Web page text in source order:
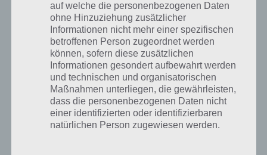
Das Simpsons Springfield Update Clash of Clones ermöglicht nach
einiger Zeit den Homer-Barbar aufzurüsten. Dazu tippt ihr die Burg
an und sobald ihr die entsprechende Anzahl von Münzen habt,
könnt ihr diesen aufsteigen lassen. Die Goldmünzen werden auch
nicht abgezogen.
Entsprechend erleidet ihr dadurch keinen Nachteil. Der Vorteil liegt
darin, dass die Belohnungen an Elixier und so weiter höher sind,
desto höher das Level.
auf welche die personenbezogenen Daten
ohne Hinzuziehung zusätzlicher
Informationen nicht mehr einer spezifischen
betroffenen Person zugeordnet werden
können, sofern diese zusätzlichen
Informationen gesondert aufbewahrt werden
und technischen und organisatorischen
Maßnahmen unterliegen, die gewährleisten,
dass die personenbezogenen Daten nicht
einer identifizierten oder identifizierbaren
natürlichen Person zugewiesen werden.